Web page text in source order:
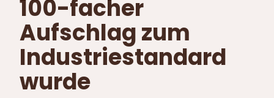
100-facher
Aufschlag zum
Industriestandard
wurde